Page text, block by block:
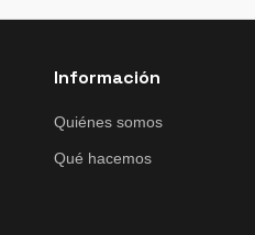
Información
Quiénes somos
Qué hacemos